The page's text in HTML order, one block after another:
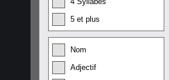
5 et plus
Nom
Adjectif